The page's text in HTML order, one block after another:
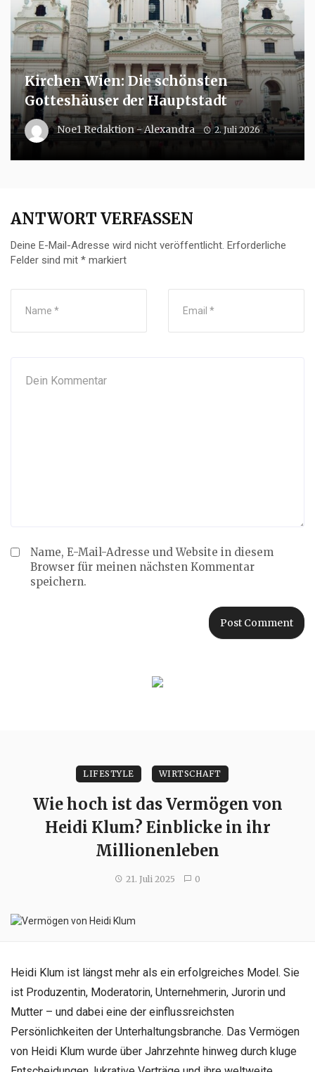
Kirchen Wien: Die schönsten
Gotteshäuser der Hauptstadt
Noe1 Redaktion - Alexandra 2. Juli 2026
ANTWORT VERFASSEN
Deine E-Mail-Adresse wird nicht veröffentlicht. Erforderliche
Felder sind mit * markiert
Name, E-Mail-Adresse und Website in diesem
Browser für meinen nächsten Kommentar
speichern.
LIFESTYLE WIRTSCHAFT
Wie hoch ist das Vermögen von
Heidi Klum? Einblicke in ihr
Millionenleben
21. Juli 2025 0
Heidi Klum ist längst mehr als ein erfolgreiches Model. Sie
ist Produzentin, Moderatorin, Unternehmerin, Jurorin und
Mutter – und dabei eine der einflussreichsten
Persönlichkeiten der Unterhaltungsbranche. Das Vermögen
von Heidi Klum wurde über Jahrzehnte hinweg durch kluge